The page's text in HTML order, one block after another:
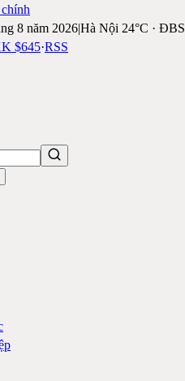
8 năm 2026|Hà Nội 24°C ·
$645·RSS